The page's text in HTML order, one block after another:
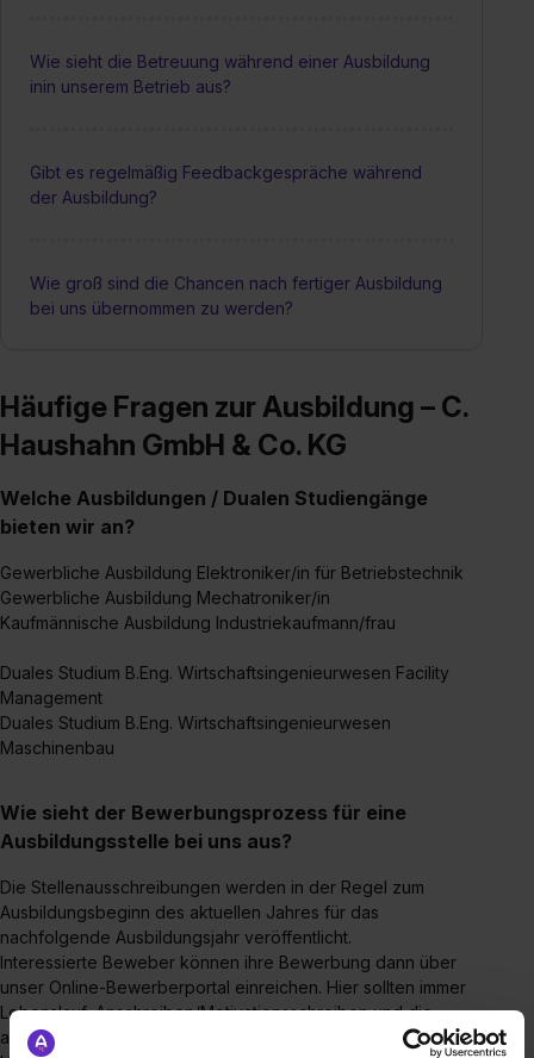
Wie sieht die Betreuung während einer Ausbildung
inin unserem Betrieb aus?
Gibt es regelmäßig Feedbackgespräche während
der Ausbildung?
Wie groß sind die Chancen nach fertiger Ausbildung
bei uns übernommen zu werden?
Häufige Fragen zur Ausbildung – C.
Haushahn GmbH & Co. KG
Welche Ausbildungen / Dualen Studiengänge
bieten wir an?
Gewerbliche Ausbildung Elektroniker/in für Betriebstechnik
Gewerbliche Ausbildung Mechatroniker/in
Kaufmännische Ausbildung Industriekaufmann/frau
Duales Studium B.Eng. Wirtschaftsingenieurwesen Facility
Management
Duales Studium B.Eng. Wirtschaftsingenieurwesen
Maschinenbau
Wie sieht der Bewerbungsprozess für eine
Ausbildungsstelle bei uns aus?
Die Stellenausschreibungen werden in der Regel zum
Ausbildungsbeginn des aktuellen Jahres für das
nachfolgende Ausbildungsjahr veröffentlicht.
Interessierte Beweber können ihre Bewerbung dann über
unser Online-Bewerberportal einreichen. Hier sollten immer
Lebenslauf, Anschreiben/Motivationsschreiben und die
aktuellen Zeugnisse (die letzten 2-3) eingereicht werden.